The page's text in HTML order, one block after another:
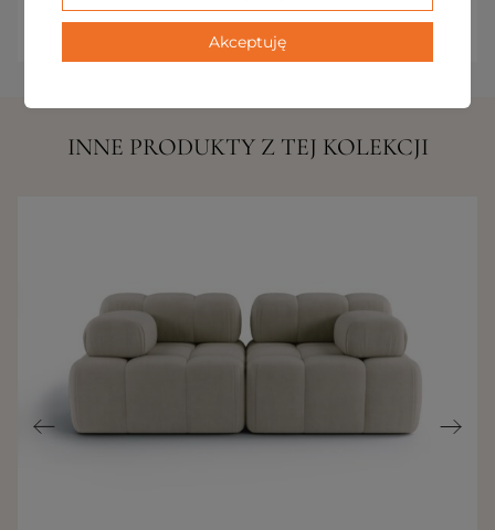
subtelnością i ponadczasowym stylem.
INNE PRODUKTY Z TEJ KOLEKCJI
Akceptuję